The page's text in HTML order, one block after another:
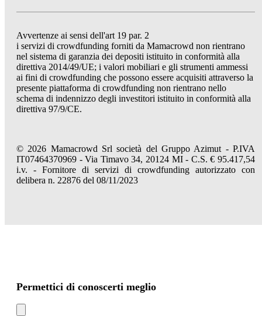
Avvertenze ai sensi dell'art 19 par. 2
i servizi di crowdfunding forniti da Mamacrowd non rientrano
nel sistema di garanzia dei depositi istituito in conformità alla
direttiva 2014/49/UE; i valori mobiliari e gli strumenti ammessi
ai fini di crowdfunding che possono essere acquisiti attraverso la
presente piattaforma di crowdfunding non rientrano nello
schema di indennizzo degli investitori istituito in conformità alla
direttiva 97/9/CE.
© 2026 Mamacrowd Srl società del Gruppo Azimut - P.IVA
IT07464370969 - Via Timavo 34, 20124 MI - C.S. € 95.417,54
i.v. - Fornitore di servizi di crowdfunding autorizzato con
delibera n. 22876 del 08/11/2023
Permettici di conoscerti meglio